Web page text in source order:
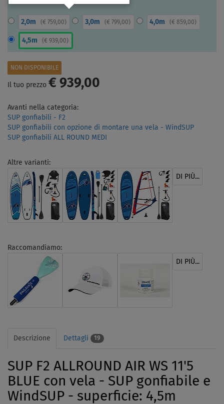
2,0m ( € 759,00) 3,0m (€ 799,00) 4,0m ( € 859,00)
4,5m ( € 939,00)
NON DISPONIBILE
Il tuo prezzo € 939,00
Avanti nella categoria:
SUP gonfiabili - F2
SUP gonfiabili con opzione di montare una vela - WindSUP
SUP gonfiabili ALL ROUND MEDI
Altre varianti:
DI PIÙ...
Raccomandiamo:
DI PIÙ...
Descrizione Dettagli 19
SUP F2 ALLROUND AIR WS 11'5
BLUE con vela - SUP gonfiabile e
WindSUP - superficie: 4,5m